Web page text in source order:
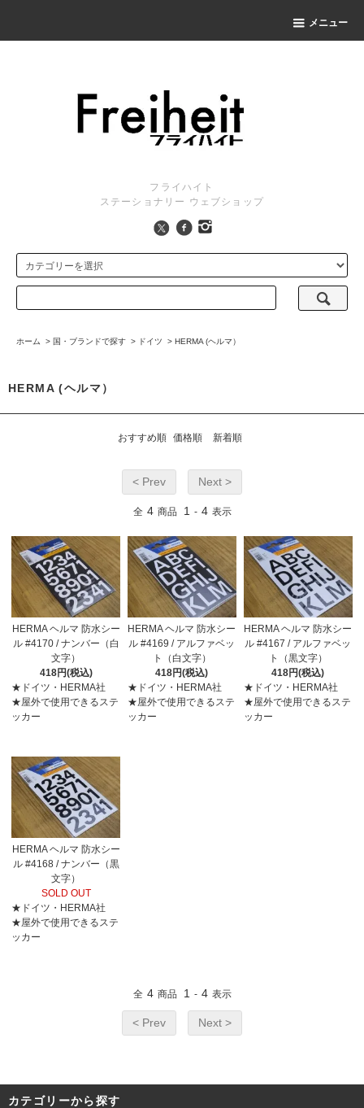
メニュー
フライハイト
ステーショナリー ウェブショップ
ホーム > 国・ブランドで探す > ドイツ > HERMA (ヘルマ）
HERMA (ヘルマ）
おすすめ順 価格順 新着順
< Prev Next >
全 4 商品 1 - 4 表示
HERMA ヘルマ 防水シー
ル #4170 / ナンバー（白
文字）
418円(税込)
★ドイツ・HERMA社
★屋外で使用できるステ
ッカー
HERMA ヘルマ 防水シー
ル #4169 / アルファベッ
ト（白文字）
418円(税込)
★ドイツ・HERMA社
★屋外で使用できるステ
ッカー
HERMA ヘルマ 防水シー
ル #4167 / アルファベッ
ト（黒文字）
418円(税込)
★ドイツ・HERMA社
★屋外で使用できるステ
ッカー
HERMA ヘルマ 防水シー
ル #4168 / ナンバー（黒
文字）
SOLD OUT
★ドイツ・HERMA社
★屋外で使用できるステ
ッカー
全 4 商品 1 - 4 表示
< Prev Next >
カテゴリーから探す